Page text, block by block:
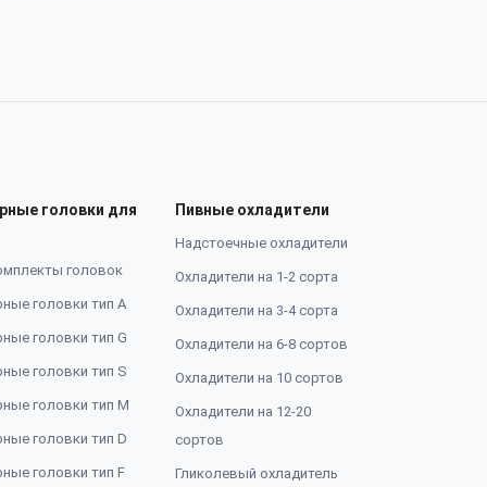
головки для
головок
головки тип А
головки тип G
головки тип S
головки тип M
головки тип D
головки тип F
Пивные охладители
Надстоечные охладители
Охладители на 1-2 сорта
Охладители на 3-4 сорта
Охладители на 6-8 сортов
Охладители на 10 сортов
Охладители на 12-20
сортов
Гликолевый охладитель